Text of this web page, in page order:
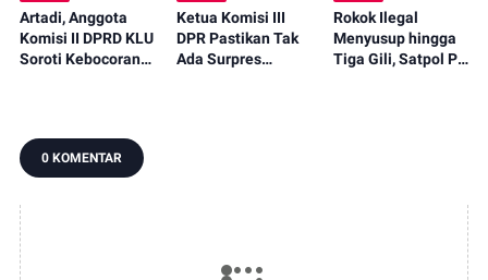
Artadi, Anggota
Komisi II DPRD KLU
Soroti Kebocoran
Dusun
Ketua Komisi III
DPR Pastikan Tak
Ada Surpres
Rokok Ilegal
Menyusup hingga
Tiga Gili, Satpol PP
0 KOMENTAR